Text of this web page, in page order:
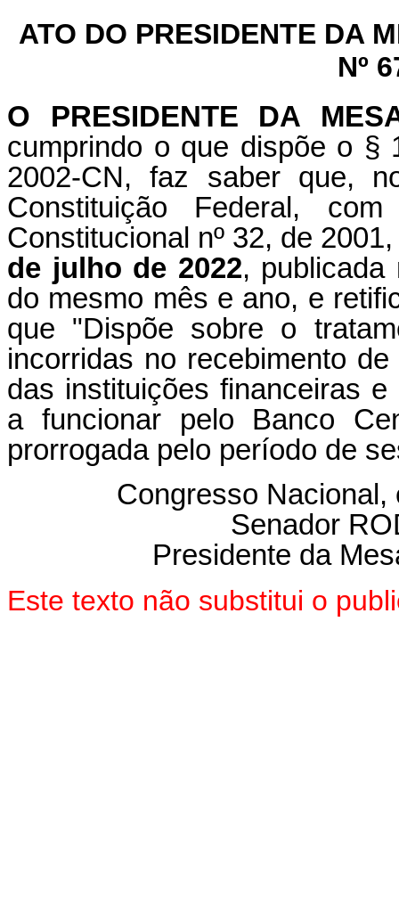
ATO DO PRESIDENTE DA
Nº
O PRESIDENTE DA
cumprindo o que dispõe o §
2002-CN, faz saber que,
Constituição Federal,
Constitucional nº 32, de
de julho de 2022,
do mesmo mês e ano, e
que "Dispõe sobre o
incorridas no recebimento
das instituições financeiras
a funcionar pelo Banco
prorrogada pelo período de
Congresso Nacional,
Senador
Presidente da
Este texto não substitui o